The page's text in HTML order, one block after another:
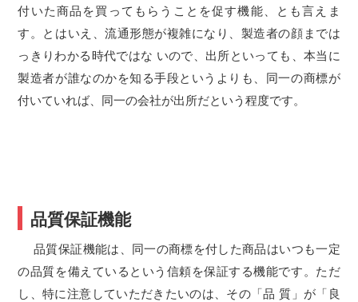
付いた商品を買ってもらうことを促す機能、とも言えま
す。とはいえ、流通形態が複雑になり、製造者の顔までは
っきりわかる時代ではな いので、出所といっても、本当に
製造者が誰なのかを知る手段というよりも、同一の商標が
付いていれば、同一の会社が出所だという程度です。
品質保証機能
品質保証機能は、同一の商標を付した商品はいつも一定
の品質を備えているという信頼を保証する機能です。ただ
し、特に注意していただきたいのは、その「品 質」が「良